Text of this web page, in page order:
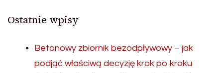
Ostatnie wpisy
Betonowy zbiornik bezodpływowy – jak
podjąć właściwą decyzję krok po kroku